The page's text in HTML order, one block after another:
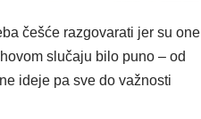
češće razgovarati jer su one
slučaju bilo puno – od
ideje pa sve do važnosti